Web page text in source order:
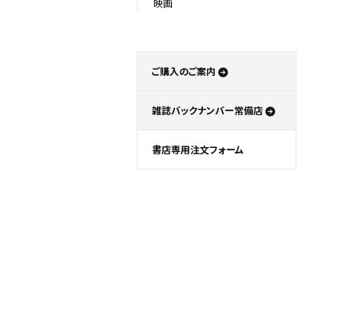
映画
ご購入のご案内
雑誌バックナンバー常備店
書店専用注文フォーム